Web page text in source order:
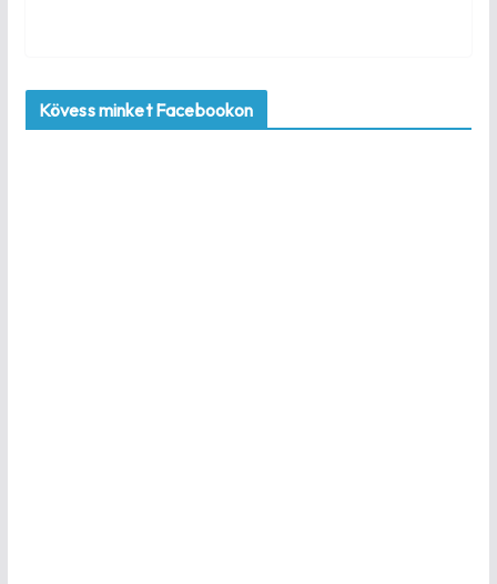
Kövess minket Facebookon